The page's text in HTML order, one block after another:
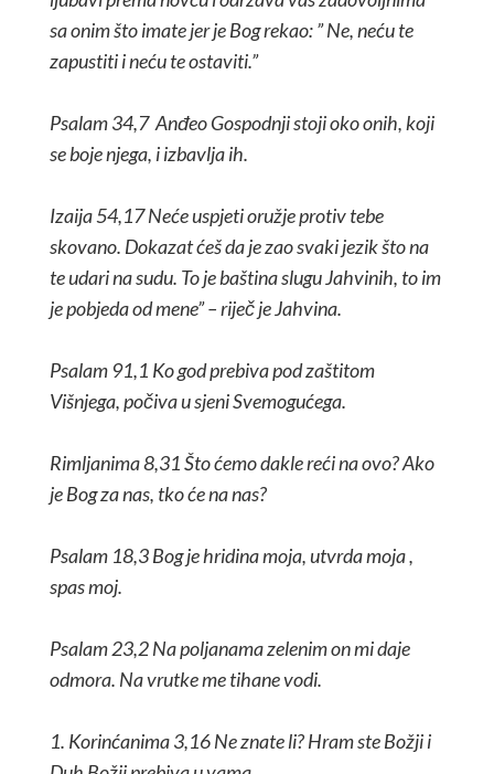
sa onim što imate jer je Bog rekao: ” Ne, neću te
zapustiti i neću te ostaviti.”
Psalam 34,7 Anđeo Gospodnji stoji oko onih, koji
se boje njega, i izbavlja ih.
Izaija 54,17 Neće uspjeti oružje protiv tebe
skovano. Dokazat ćeš da je zao svaki jezik što na
te udari na sudu. To je baština slugu Jahvinih, to im
je pobjeda od mene” – riječ je Jahvina.
Psalam 91,1 Ko god prebiva pod zaštitom
Višnjega, počiva u sjeni Svemogućega.
Rimljanima 8,31 Što ćemo dakle reći na ovo? Ako
je Bog za nas, tko će na nas?
Psalam 18,3 Bog je hridina moja, utvrda moja ,
spas moj.
Psalam 23,2 Na poljanama zelenim on mi daje
odmora. Na vrutke me tihane vodi.
1. Korinćanima 3,16 Ne znate li? Hram ste Božji i